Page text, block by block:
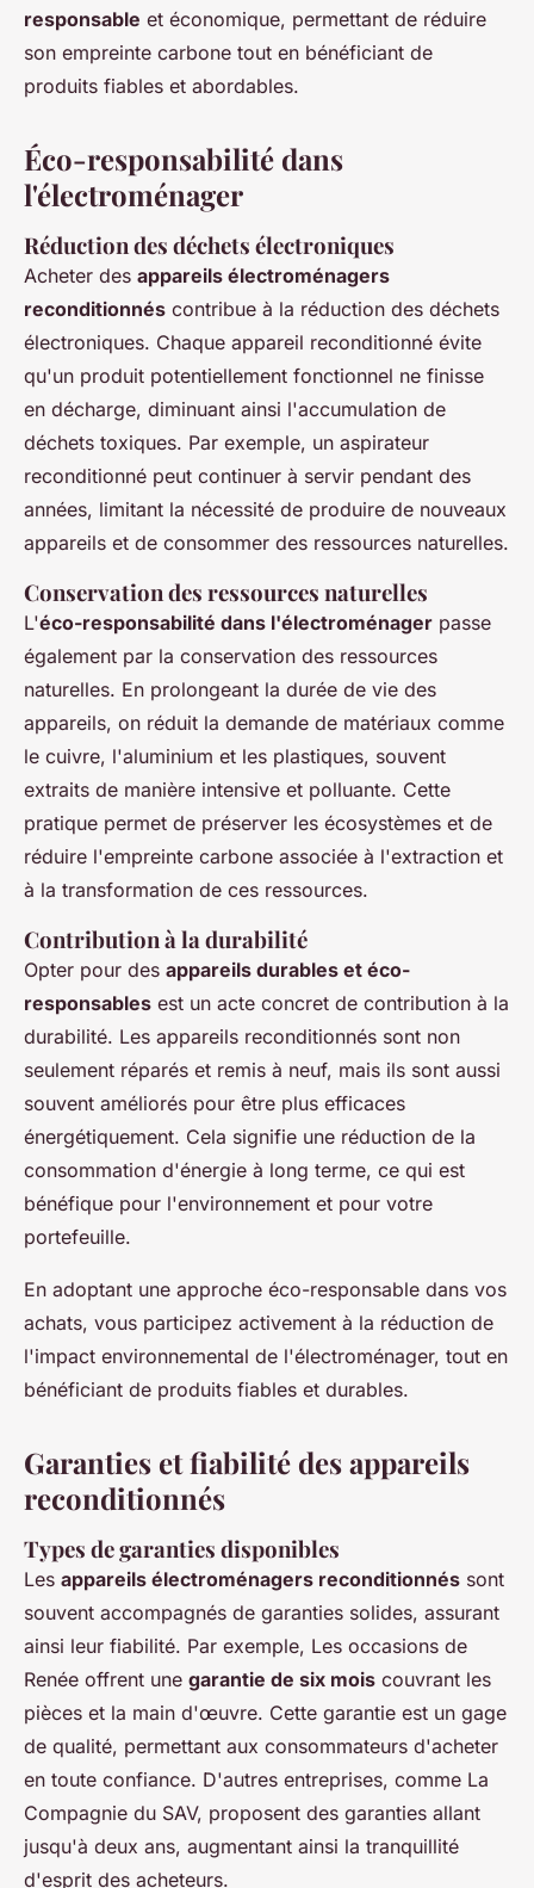
responsable et économique, permettant de réduire
son empreinte carbone tout en bénéficiant de
produits fiables et abordables.
Éco-responsabilité dans
l'électroménager
Réduction des déchets électroniques
Acheter des appareils électroménagers
reconditionnés contribue à la réduction des déchets
électroniques. Chaque appareil reconditionné évite
qu'un produit potentiellement fonctionnel ne finisse
en décharge, diminuant ainsi l'accumulation de
déchets toxiques. Par exemple, un aspirateur
reconditionné peut continuer à servir pendant des
années, limitant la nécessité de produire de nouveaux
appareils et de consommer des ressources naturelles.
Conservation des ressources naturelles
L'éco-responsabilité dans l'électroménager passe
également par la conservation des ressources
naturelles. En prolongeant la durée de vie des
appareils, on réduit la demande de matériaux comme
le cuivre, l'aluminium et les plastiques, souvent
extraits de manière intensive et polluante. Cette
pratique permet de préserver les écosystèmes et de
réduire l'empreinte carbone associée à l'extraction et
à la transformation de ces ressources.
Contribution à la durabilité
Opter pour des appareils durables et éco-
responsables est un acte concret de contribution à la
durabilité. Les appareils reconditionnés sont non
seulement réparés et remis à neuf, mais ils sont aussi
souvent améliorés pour être plus efficaces
énergétiquement. Cela signifie une réduction de la
consommation d'énergie à long terme, ce qui est
bénéfique pour l'environnement et pour votre
portefeuille.
En adoptant une approche éco-responsable dans vos
achats, vous participez activement à la réduction de
l'impact environnemental de l'électroménager, tout en
bénéficiant de produits fiables et durables.
Garanties et fiabilité des appareils
reconditionnés
Types de garanties disponibles
Les appareils électroménagers reconditionnés sont
souvent accompagnés de garanties solides, assurant
ainsi leur fiabilité. Par exemple, Les occasions de
Renée offrent une garantie de six mois couvrant les
pièces et la main d'œuvre. Cette garantie est un gage
de qualité, permettant aux consommateurs d'acheter
en toute confiance. D'autres entreprises, comme La
Compagnie du SAV, proposent des garanties allant
jusqu'à deux ans, augmentant ainsi la tranquillité
d'esprit des acheteurs.